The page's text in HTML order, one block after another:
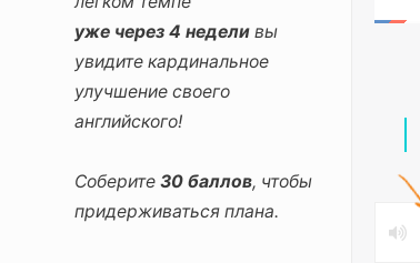
уже через 4 недели вы
увидите кардинальное
улучшение своего
английского!
Соберите30 баллов, чтобы
придерживаться плана.